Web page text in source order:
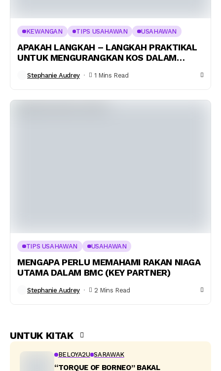
KEWANGAN TIPS USAHAWAN USAHAWAN
APAKAH LANGKAH – LANGKAH PRAKTIKAL
UNTUK MENGURANGKAN KOS DALAM
Stephanie Audrey 1 Mins Read
TIPS USAHAWAN USAHAWAN
MENGAPA PERLU MEMAHAMI RAKAN NIAGA
UTAMA DALAM BMC (KEY PARTNER)
Stephanie Audrey 2 Mins Read
UNTUK KITAK
BELOYA2U SARAWAK
“TORQUE OF BORNEO” BAKAL